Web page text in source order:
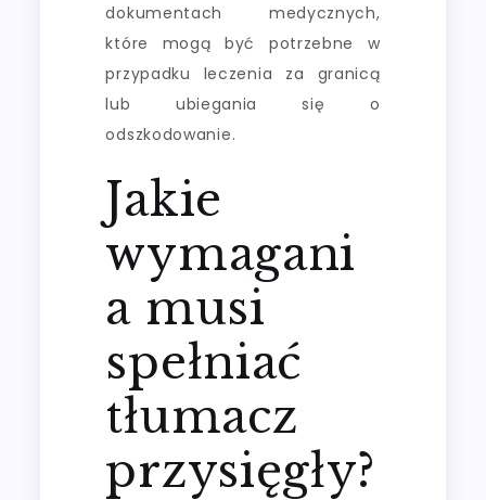
dokumentach medycznych,
które mogą być potrzebne w
przypadku leczenia za granicą
lub ubiegania się o
odszkodowanie.
Jakie
wymagani
a musi
spełniać
tłumacz
przysięgły?